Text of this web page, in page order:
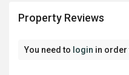
Property Reviews
You need to login in order